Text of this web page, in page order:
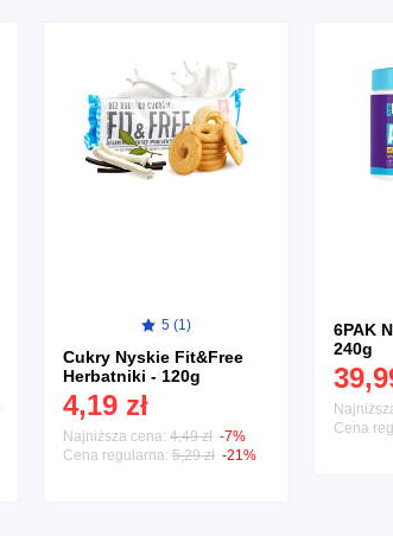
5 (1)
Cukry Nyskie Fit&Free
Herbatniki - 120g
4,19 zł
Najniższa cena: 4,49 zł -7%
Cena regularna: 5,29 zł -21%
6PAK
240g
Cena